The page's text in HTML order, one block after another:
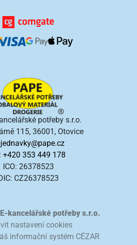
potřeby s.r.o.
115, 36001, Otovice
+420 353 449 178
ICO: 26378523
CZ26378523
kancelářské potřeby s.r.o.
nastavení cookies
informační systém CÉZAR